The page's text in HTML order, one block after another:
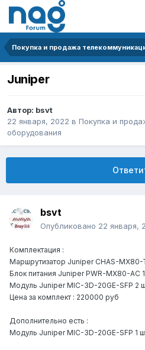
Juniper
Автор: bsvt
22 января, 2022 в Покупка и
оборудования
bsvt
Опубликовано 22 января,
Комплектация :
Маршрутизатор Juniper CHAS-MX80-
Блок питания Juniper PWR-MX80-AC
Модуль Juniper MIC-3D-20GE-SFP 2
Цена за комплект : 220000 руб
Дополнительно есть :
Модуль Juniper MIC-3D-20GE-SFP 1